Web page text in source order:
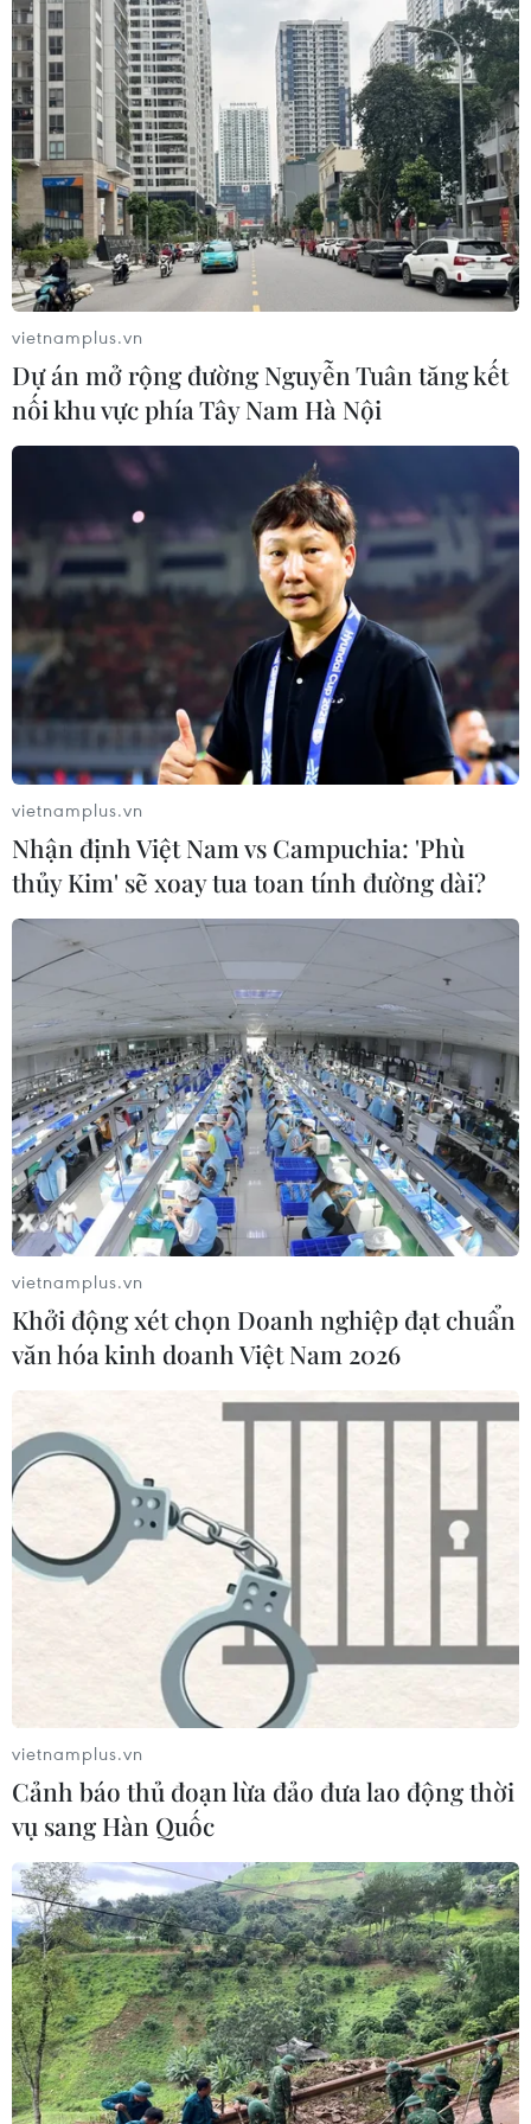
vietnamplus.vn
Dự án mở rộng đường Nguyễn Tuân tăng kết
nối khu vực phía Tây Nam Hà Nội
vietnamplus.vn
Nhận định Việt Nam vs Campuchia: 'Phù
thủy Kim' sẽ xoay tua toan tính đường dài?
vietnamplus.vn
Khởi động xét chọn Doanh nghiệp đạt chuẩn
văn hóa kinh doanh Việt Nam 2026
vietnamplus.vn
Cảnh báo thủ đoạn lừa đảo đưa lao động thời
vụ sang Hàn Quốc